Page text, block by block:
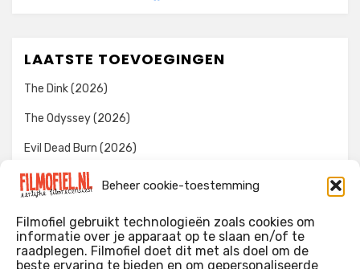
Beheer cookie-toestemming
Filmofiel gebruikt technologieën zoals cookies om
informatie over je apparaat op te slaan en/of te
raadplegen. Filmofiel doet dit met als doel om de
beste ervaring te bieden en om gepersonaliseerde
LAATSTE TOEVOEGINGEN
The Dink (2026)
The Odyssey (2026)
Evil Dead Burn (2026)
The Invite (2026)